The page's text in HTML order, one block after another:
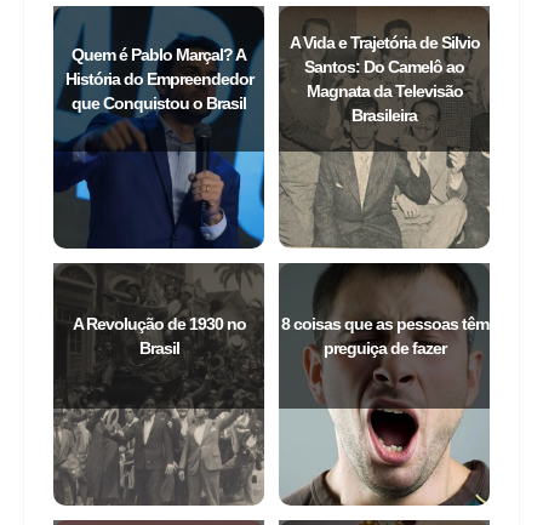
Curiosidades
Confira alguns textos que selecionamos para você.
Quem é Pablo Marçal? A
História do Empreendedor
que Conquistou o Brasil
A Vida e Trajetória de Silvio
Santos: Do Camelô ao
Magnata da Televisão
Brasileira
A Revolução de 1930 no
Brasil
8 coisas que as pessoas têm
preguiça de fazer